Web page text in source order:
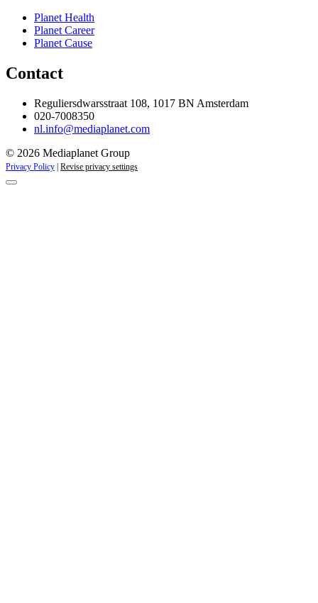
Planet Health
Planet Career
Planet Cause
Contact
Reguliersdwarsstraat 108, 1017 BN Amsterdam
020-7008350
nl.info@mediaplanet.com
© 2026 Mediaplanet Group
Privacy Policy | Revise privacy settings